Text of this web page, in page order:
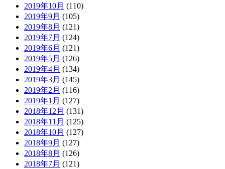
2019年10月 (110)
2019年9月 (105)
2019年8月 (121)
2019年7月 (124)
2019年6月 (121)
2019年5月 (126)
2019年4月 (134)
2019年3月 (145)
2019年2月 (116)
2019年1月 (127)
2018年12月 (131)
2018年11月 (125)
2018年10月 (127)
2018年9月 (127)
2018年8月 (126)
2018年7月 (121)